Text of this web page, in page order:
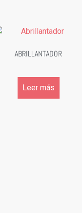
ABRILLANTADOR
Leer más